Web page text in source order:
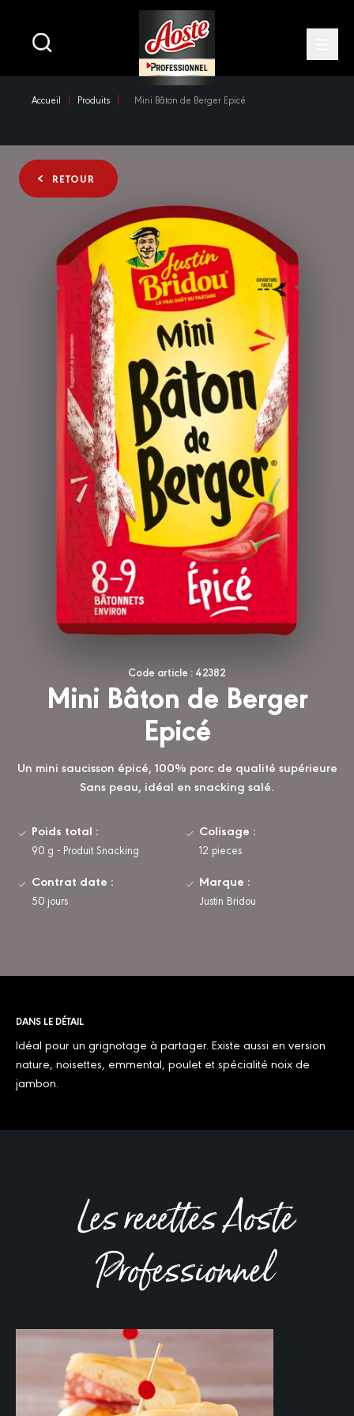
content
Accueil Produits Mini Bâton de Berger Epicé
RETOUR
Code article : 42382
Mini Bâton de Berger
Epicé
Un mini saucisson épicé, 100% porc de qualité supérieure
Sans peau, idéal en snacking salé.
Poids total :
90 g - Produit Snacking
Colisage :
12 pieces
Contrat date :
50 jours
Marque :
Justin Bridou
DANS LE DÉTAIL
Idéal pour un grignotage à partager. Existe aussi en version
nature, noisettes, emmental, poulet et spécialité noix de
jambon.
Les recettes Aoste
Professionnel